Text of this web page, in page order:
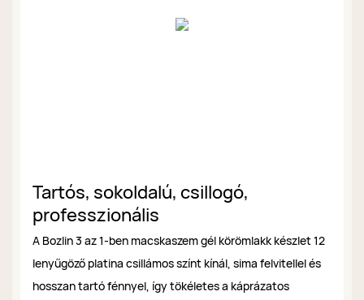
Tartós, sokoldalú, csillogó,
professzionális
A Bozlin 3 az 1-ben macskaszem gél körömlakk készlet 12
lenyűgöző platina csillámos színt kínál, sima felvitellel és
hosszan tartó fénnyel, így tökéletes a káprázatos